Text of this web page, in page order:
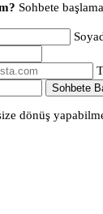
Sohbete
Sohbete
dönüş